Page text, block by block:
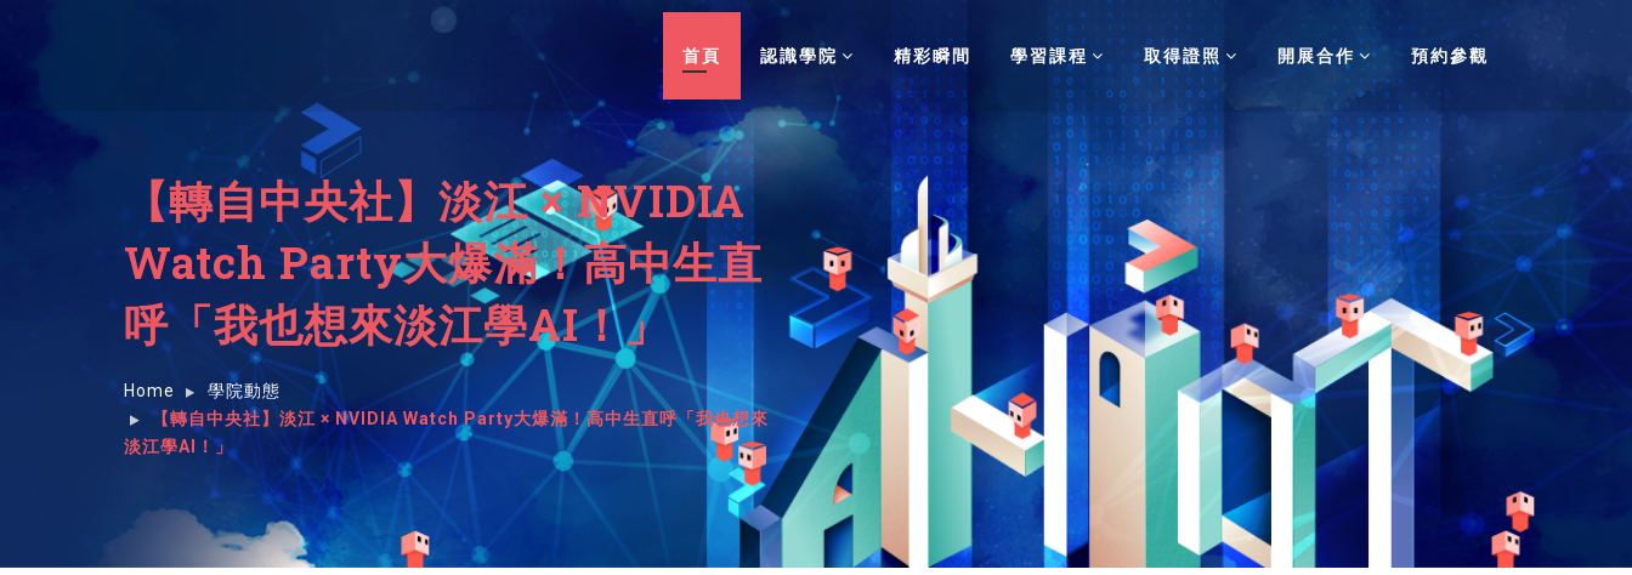
首頁 認識學院 精彩瞬間 學習課程 取得證照 開展合作 預約參觀
【轉自中央社】淡江 × NVIDIA
Watch Party大爆滿！高中生直
呼「我也想來淡江學AI！」
Home
學院動態
【轉自中央社】淡江 × NVIDIA Watch Party大爆滿！高中生直呼「我也想來
淡江學AI！」